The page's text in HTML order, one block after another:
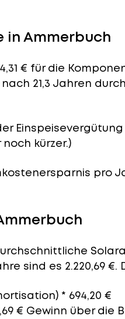
in Ammerbuch
€ für die
21,3 Jahren
kürzer.)
pro
sind es 2.220,69 €.
* 694,20 €
€ Gewinn über die